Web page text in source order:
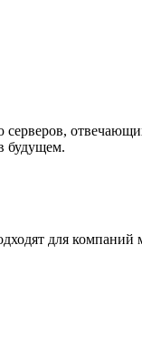
будущем.
для